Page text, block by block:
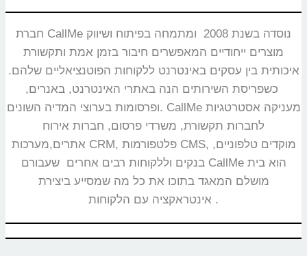
חברת CallMe נוסדה בשנת 2008 ומתמחה בפיתוח ושיווק
מוצרים ייחודיים המאפשרים חיבור בזמן אמת ותקשורת
איכותית בין עסקים באינטרנט ללקוחות הפוטנציאליים שלהם.
כשפריסת השירותים הנה באתרי האינטרנט, באנרים,
ופרסומות בערוצי המדיה השונים. CallMe מעניקה אסטרטגיות
לחברות תקשורת, משרדי פרסום, חברות אירוח
אתרים,מערכות CRM, פלטפורמות CMS, מוקדים טלפוניים,
בנקים וללקוחות רבים אחרים שעבורם CallMe הוא בית
מושלם המאגד בתוכו את כל מה שמסייע ביצירת
אינטראקציה עם הלקוחות.